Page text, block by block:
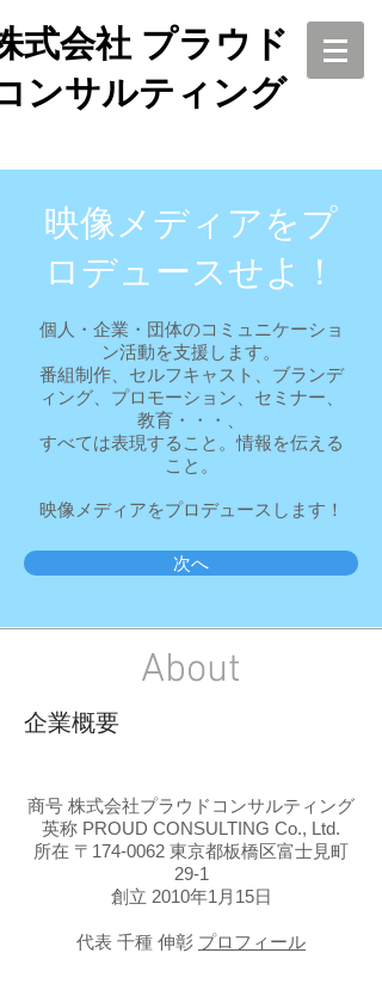
式会社 プラウド
ンサルティング
映像メディアをプ
ロデュースせよ！
個人・企業・団体のコミュニケーショ
ン活動を支援します。
番組制作、セルフキャスト、ブランデ
ィング、プロモーション、セミナー、
教育・・・、
すべては表現すること。情報を伝える
こと。
映像メディアをプロデュースします！
次へ
About
企業概要
商号 株式会社プラウドコンサルティング
英称 PROUD CONSULTING Co., Ltd.
所在 〒174-0062 東京都板橋区富士見町
29-1
創立 2010年1月15日
代表 千種 伸彰 プロフィール